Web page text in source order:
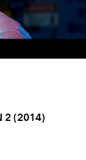
2 (2014)